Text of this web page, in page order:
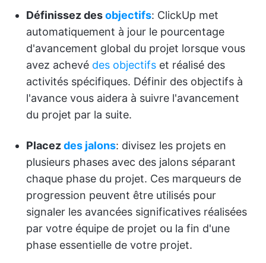
Définissez desobjectifs: ClickUp met
automatiquement à jour le pourcentage
d'avancement global du projet lorsque vous
avez achevé des objectifs et réalisé des
activités spécifiques. Définir des objectifs à
l'avance vous aidera à suivre l'avancement
du projet par la suite.
Placezdes jalons: divisez les projets en
plusieurs phases avec des jalons séparant
chaque phase du projet. Ces marqueurs de
progression peuvent être utilisés pour
signaler les avancées significatives réalisées
par votre équipe de projet ou la fin d'une
phase essentielle de votre projet.